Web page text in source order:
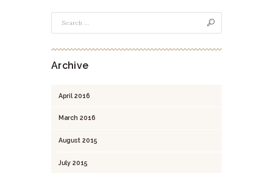
Archive
April 2016
March 2016
August 2015
July 2015